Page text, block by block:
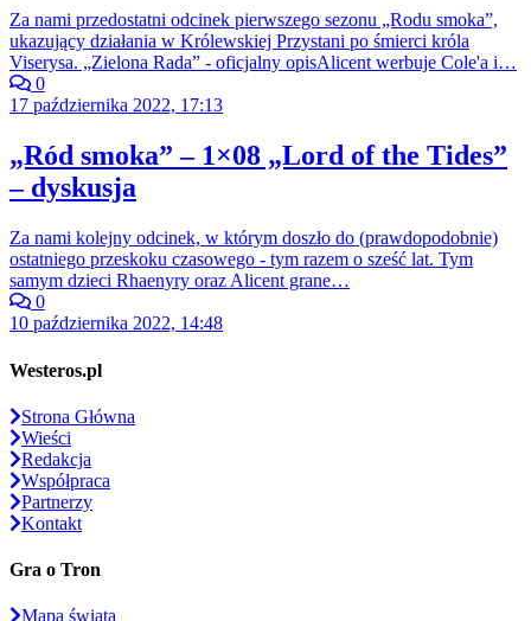
Za nami przedostatni odcinek pierwszego sezonu „Rodu smoka”,
ukazujący działania w Królewskiej Przystani po śmierci króla
Viserysa. „Zielona Rada” - oficjalny opisAlicent werbuje Cole'a i…
0
17 października 2022, 17:13
„Ród smoka” – 1×08 „Lord of the Tides”
– dyskusja
Za nami kolejny odcinek, w którym doszło do (prawdopodobnie)
ostatniego przeskoku czasowego - tym razem o sześć lat. Tym
samym dzieci Rhaenyry oraz Alicent grane…
0
10 października 2022, 14:48
Westeros.pl
Strona Główna
Wieści
Redakcja
Współpraca
Partnerzy
Kontakt
Gra o Tron
Mapa świata